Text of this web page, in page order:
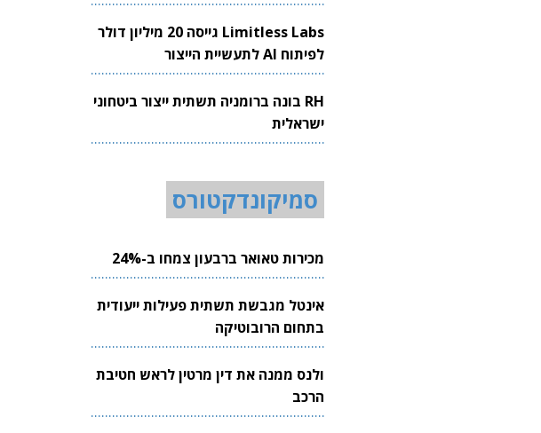
Limitless Labs גייסה 20 מיליון דולר
לפיתוח AI לתעשיית הייצור
RH בונה ברומניה תשתית ייצור ביטחוני
ישראלית
סמיקונדקטורס
מכירות טאואר ברבעון צמחו ב-24%
אינטל מגבשת תשתית פעילות ייעודית
בתחום הרובוטיקה
ולנס ממנה את דין מרטין לראש חטיבת
הרכב